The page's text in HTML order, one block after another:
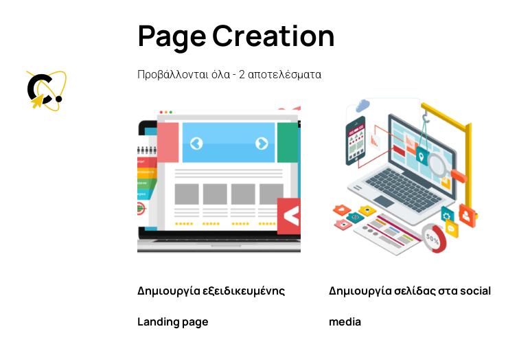
Page Creation
Προβάλλονται όλα - 2 αποτελέσματα
Δημιουργία εξειδικευμένης
Landing page
Δημιουργία σελίδας στα social
media